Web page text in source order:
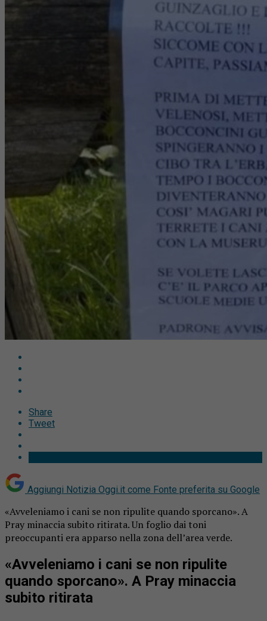
Share
Tweet
Aggiungi Notizia Oggi.it come Fonte preferita su Google
«Avveleniamo i cani se non ripulite quando sporcano». A
Pray minaccia subito ritirata. Un foglio dai toni
preoccupanti era apparso nella zona dell’area verde.
«Avveleniamo i cani se non ripulite
quando sporcano». A Pray minaccia
subito ritirata